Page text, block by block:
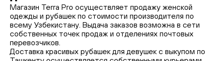
Магазин Terra Pro осуществляет продажу женской
одежды и рубашек по стоимости производителя по
всему Узбекистану. Выдача заказов возможна в сети
собственных точек продаж и отделениях почтовых
перевозчиков.
Доставка красивых рубашек для девушек с выкупом по